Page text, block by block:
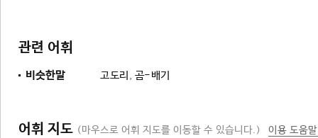
관련 어휘
비슷한말 고도리 , 곰-배기
어휘 지도 (마우스로 어휘 지도를 이동할 수 있습니다.) 이용 도움